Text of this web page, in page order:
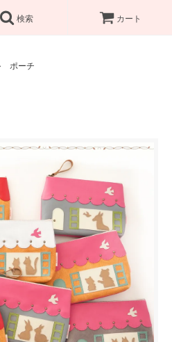
検索 カート
ポーチ